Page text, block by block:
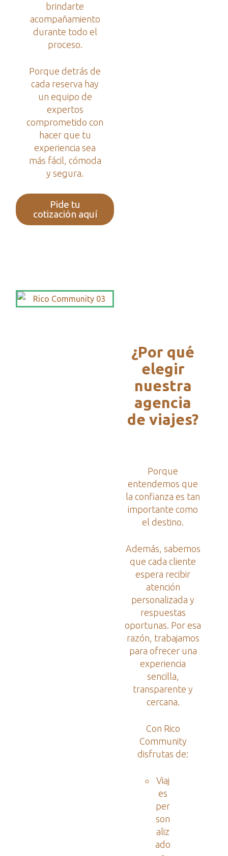
brindarte
acompañamiento
durante todo el
proceso.
Porque detrás de
cada reserva hay
un equipo de
expertos
comprometido con
hacer que tu
experiencia sea
más fácil, cómoda
y segura.
Pide tu
cotización aquí
¿Por qué
elegir
nuestra
agencia
de viajes?
Porque
entendemos que
la confianza es tan
importante como
el destino.
Además, sabemos
que cada cliente
espera recibir
atención
personalizada y
respuestas
oportunas. Por esa
razón, trabajamos
para ofrecer una
experiencia
sencilla,
transparente y
cercana.
Con Rico
Community
disfrutas de:
Viaj
es
per
son
aliz
ado